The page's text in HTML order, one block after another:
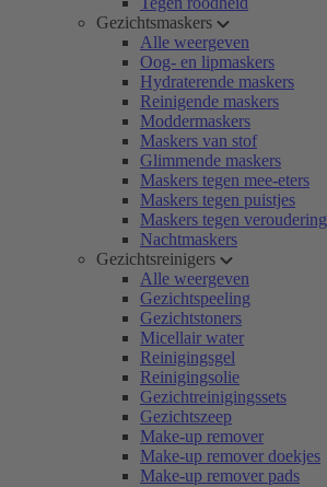
Gezichtsmaskers
Alle weergeven
Oog- en lipmaskers
Hydraterende maskers
Reinigende maskers
Moddermaskers
Maskers van stof
Glimmende maskers
Maskers tegen mee-eters
Maskers tegen puistjes
Maskers tegen veroudering
Nachtmaskers
Gezichtsreinigers
Alle weergeven
Gezichtspeeling
Gezichtstoners
Micellair water
Reinigingsgel
Reinigingsolie
Gezichtreinigingssets
Gezichtszeep
Make-up remover
Make-up remover doekjes
Make-up remover pads